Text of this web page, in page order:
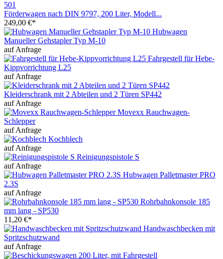
Förderwagen nach DIN 9797, 200 Liter, Modell...
249,00 €*
Hubwagen
Manueller Gehstapler Typ M-10
auf Anfrage
Fahrgestell für Hebe-
Kippvorrichtung L25
auf Anfrage
Kleiderschrank mit 2 Abteilen und 2 Türen SP442
auf Anfrage
Movexx Rauchwagen-
Schlepper
auf Anfrage
Kochblech
auf Anfrage
Reinigungspistole S
auf Anfrage
Hubwagen Palletmaster PRO
2.3S
auf Anfrage
Rohrbahnkonsole 185
mm lang - SP530
11,20 €*
Handwaschbecken mit
Spritzschutzwand
auf Anfrage